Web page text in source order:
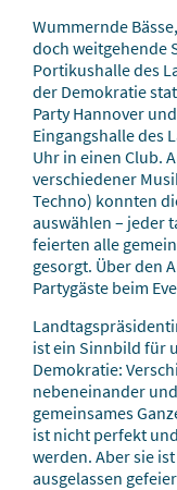
Wummernde
doch weitgehende
Portikushalle des
der Demokratie
Party Hannover
Eingangshalle des
Uhr in einen Club.
verschiedener
Techno) konnten
auswählen – jeder
feierten alle
gesorgt. Über den
Partygäste beim
ist ein Sinnbild für
Demokratie:
nebeneinander
gemeinsames
ist nicht perfekt
werden. Aber sie
ausgelassen